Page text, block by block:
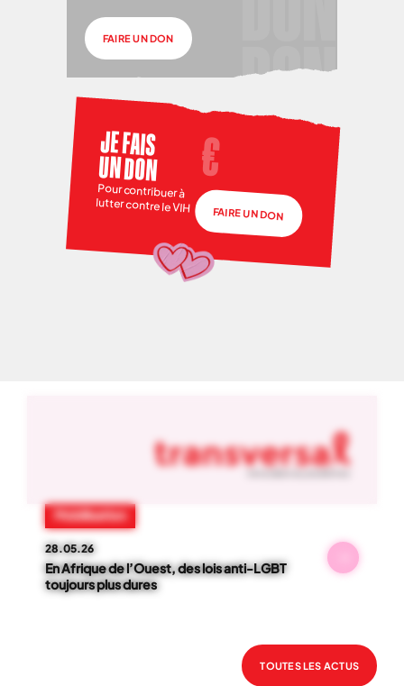
FAIRE UN DON
JE FAIS
UN DON
Pour contribuer à
lutter contre le VIH FAIRE UN DON
NOS ACTUS
Mobilisation
28.05.26
En Afrique de l’Ouest, des lois anti-LGBT
toujours plus dures
TOUTES LES ACTUS